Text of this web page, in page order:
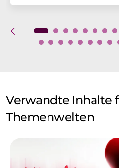
Verwandte Inhalte
Themenwelten